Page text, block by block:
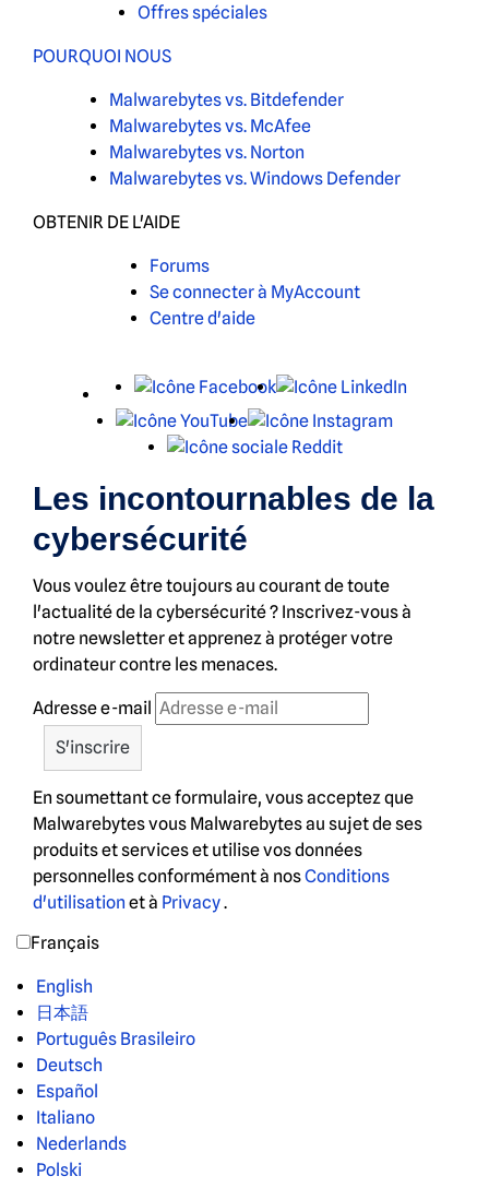
Offres spéciales
POURQUOI NOUS
Malwarebytes vs. Bitdefender
Malwarebytes vs. McAfee
Malwarebytes vs. Norton
Malwarebytes vs. Windows Defender
OBTENIR DE L'AIDE
Forums
Se connecter à MyAccount
Centre d'aide
X Facebook
YouTube
Instagram
Reddit
Les incontournables de la
cybersécurité
Vous voulez être toujours au courant de toute
l'actualité de la cybersécurité ? Inscrivez-vous à
notre newsletter et apprenez à protéger votre
ordinateur contre les menaces.
Adresse e-mail
En soumettant ce formulaire, vous acceptez que
Malwarebytes vous Malwarebytes au sujet de ses
produits et services et utilise vos données
personnelles conformément à nosConditions
d'utilisation et à Privacy.
Français
English
日本語
Português Brasileiro
Deutsch
Español
Italiano
Nederlands
Polski